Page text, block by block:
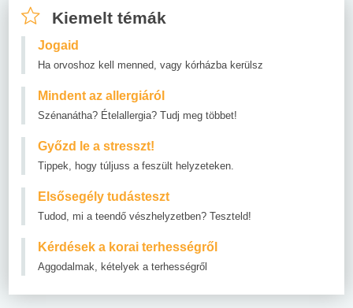
Kiemelt témák
Jogaid
Ha orvoshoz kell menned, vagy kórházba kerülsz
Mindent az allergiáról
Szénanátha? Ételallergia? Tudj meg többet!
Győzd le a stresszt!
Tippek, hogy túljuss a feszült helyzeteken.
Elsősegély tudásteszt
Tudod, mi a teendő vészhelyzetben? Teszteld!
Kérdések a korai terhességről
Aggodalmak, kételyek a terhességről